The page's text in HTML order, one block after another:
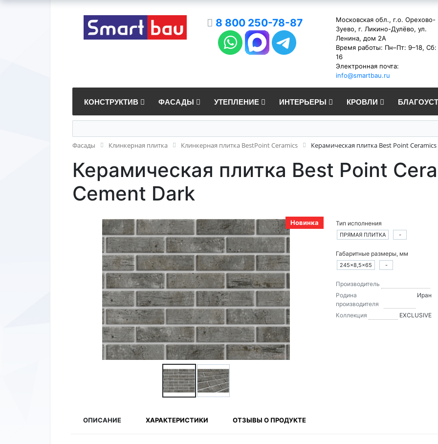
8 800 250-78-87
Московская обл., г.о. Орехово-
Зуево, г. Ликино-Дулёво, ул.
Ленина, дом 2А
Время работы: Пн–Пт: 9–18, Сб:
16
Электронная почта:
info@smartbau.ru
КОНСТРУКТИВ ФАСАДЫ УТЕПЛЕНИЕ ИНТЕРЬЕРЫ КРОВЛИ
Фасады Клинкерная плитка Клинкерная плитка BestPoint Ceramics Керамическая плитка Best Point
Керамическая плитка Best Point
Cement Dark
Новинка Тип исполнения
ПРЯМАЯ ПЛИТКА -
Габаритные размеры, мм
245×8,5×65 -
Производитель
Родина
производителя
Иран
Коллекция EXCLUSIVE
ОПИСАНИЕ ХАРАКТЕРИСТИКИ ОТЗЫВЫ О ПРОДУКТЕ